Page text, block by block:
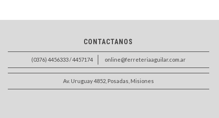
CONTACTANOS
(0376) 4456333 / 4457174 online@ferreteriaaguilar.com.ar
Av. Uruguay 4852, Posadas, Misiones